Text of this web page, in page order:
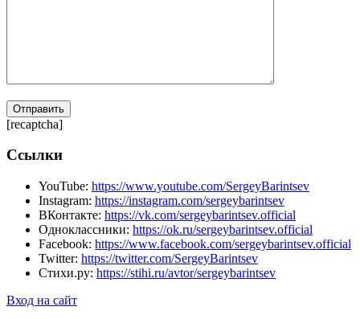
[recaptcha]
Ссылки
YouTube: https://www.youtube.com/SergeyBarintsev
Instagram: https://instagram.com/sergeybarintsev
ВКонтакте: https://vk.com/sergeybarintsev.official
Одноклассники: https://ok.ru/sergeybarintsev.official
Facebook: https://www.facebook.com/sergeybarintsev.official
Twitter: https://twitter.com/SergeyBarintsev
Стихи.ру: https://stihi.ru/avtor/sergeybarintsev
Вход на сайт